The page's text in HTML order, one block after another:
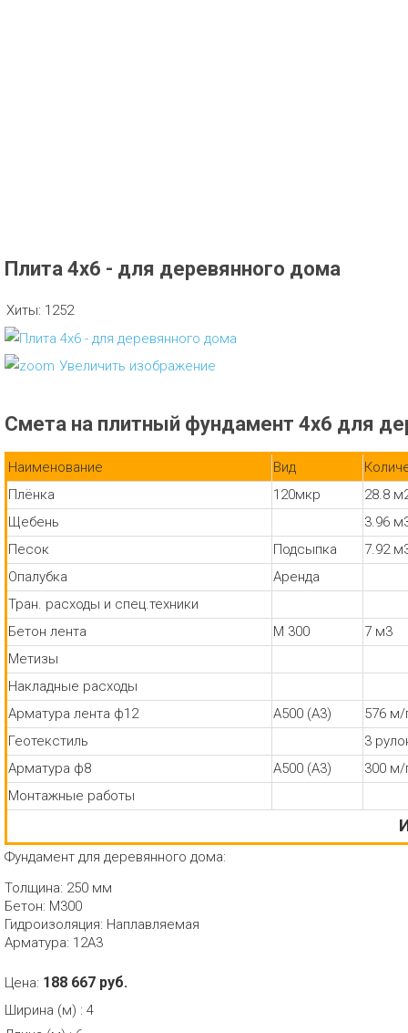
Плита 4х6 - для деревянного дома
Хиты: 1252
Увеличить изображение
Смета на плитный фундамент 4х6 для
Наименование Вид
Плёнка
120мкр
28.8
Щебень
3.96
Песок
Подсыпка
7.92
Опалубка
Аренда
Тран. расходы и спец.техники
Бетон лента
М 300
7 м3
Метизы
Накладные расходы
Арматура лента ф12
А500 (А3)
576 м/
Геотекстиль
3
Арматура ф8
А500 (А3)
300 м/
Монтажные работы
Фундамент для деревянного дома:
Толщина: 250 мм
Бетон: М300
Гидроизоляция: Наплавляемая
Арматура: 12А3
Цена: 188 667 руб.
Ширина (м) : 4